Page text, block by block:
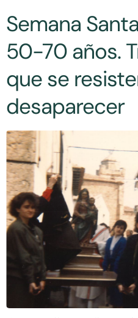
Semana
50-70 años.
que se
desaparecer